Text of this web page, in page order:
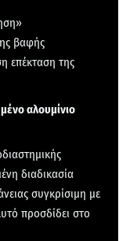
βαφής
επέκταση της
αλουμίνιο
διαδικασία
συγκρίσιμη με
προσδίδει στο